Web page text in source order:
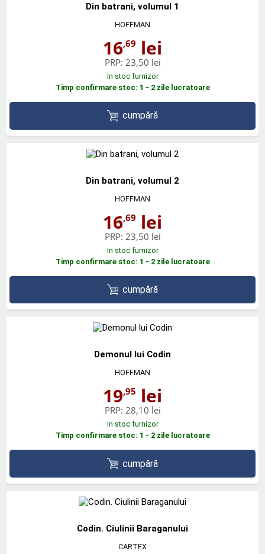
Din batrani, volumul 1
HOFFMAN
16,69 lei
PRP: 23,50 lei
In stoc furnizor
Timp confirmare stoc: 1 - 2 zile lucratoare
cumpără
Din batrani, volumul 2
HOFFMAN
16,69 lei
PRP: 23,50 lei
In stoc furnizor
Timp confirmare stoc: 1 - 2 zile lucratoare
cumpără
Demonul lui Codin
HOFFMAN
19,95 lei
PRP: 28,10 lei
In stoc furnizor
Timp confirmare stoc: 1 - 2 zile lucratoare
cumpără
Codin. Ciulinii Baraganului
CARTEX